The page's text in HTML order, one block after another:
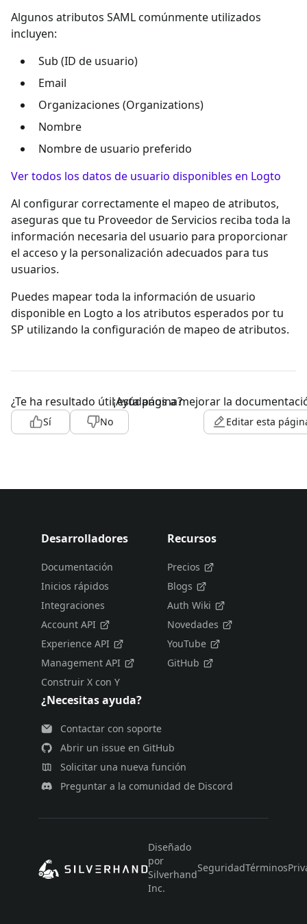
Algunos atributos SAML comúnmente utilizados
incluyen:
Sub (ID de usuario)
Email
Organizaciones (Organizations)
Nombre
Nombre de usuario preferido
Ver todos los datos de usuario disponibles en Logto
Al configurar correctamente el mapeo de atributos,
aseguras que tu Proveedor de Servicios reciba toda la
información necesaria del usuario para proporcionar
el acceso y la personalización adecuados para tus
usuarios.
Puedes mapear toda la información de usuario
disponible en Logto a los atributos esperados por tu
SP utilizando la configuración de mapeo de atributos.
¿Te ha resultado útil esta página?
Sí No
¡Ayúdanos a mejorar la
Editar esta
Desarrolladores
Documentación
Inicios rápidos
Integraciones
Account API
Experience API
Management API
Construir X con Y
Recursos
Precios
Blogs
Auth Wiki
Novedades
YouTube
GitHub
¿Necesitas ayuda?
Contactar con soporte
Abrir un issue en GitHub
Solicitar una nueva función
Preguntar a la comunidad de Discord
Diseñado
por
Silverhand
Inc.
SeguridadTérminos